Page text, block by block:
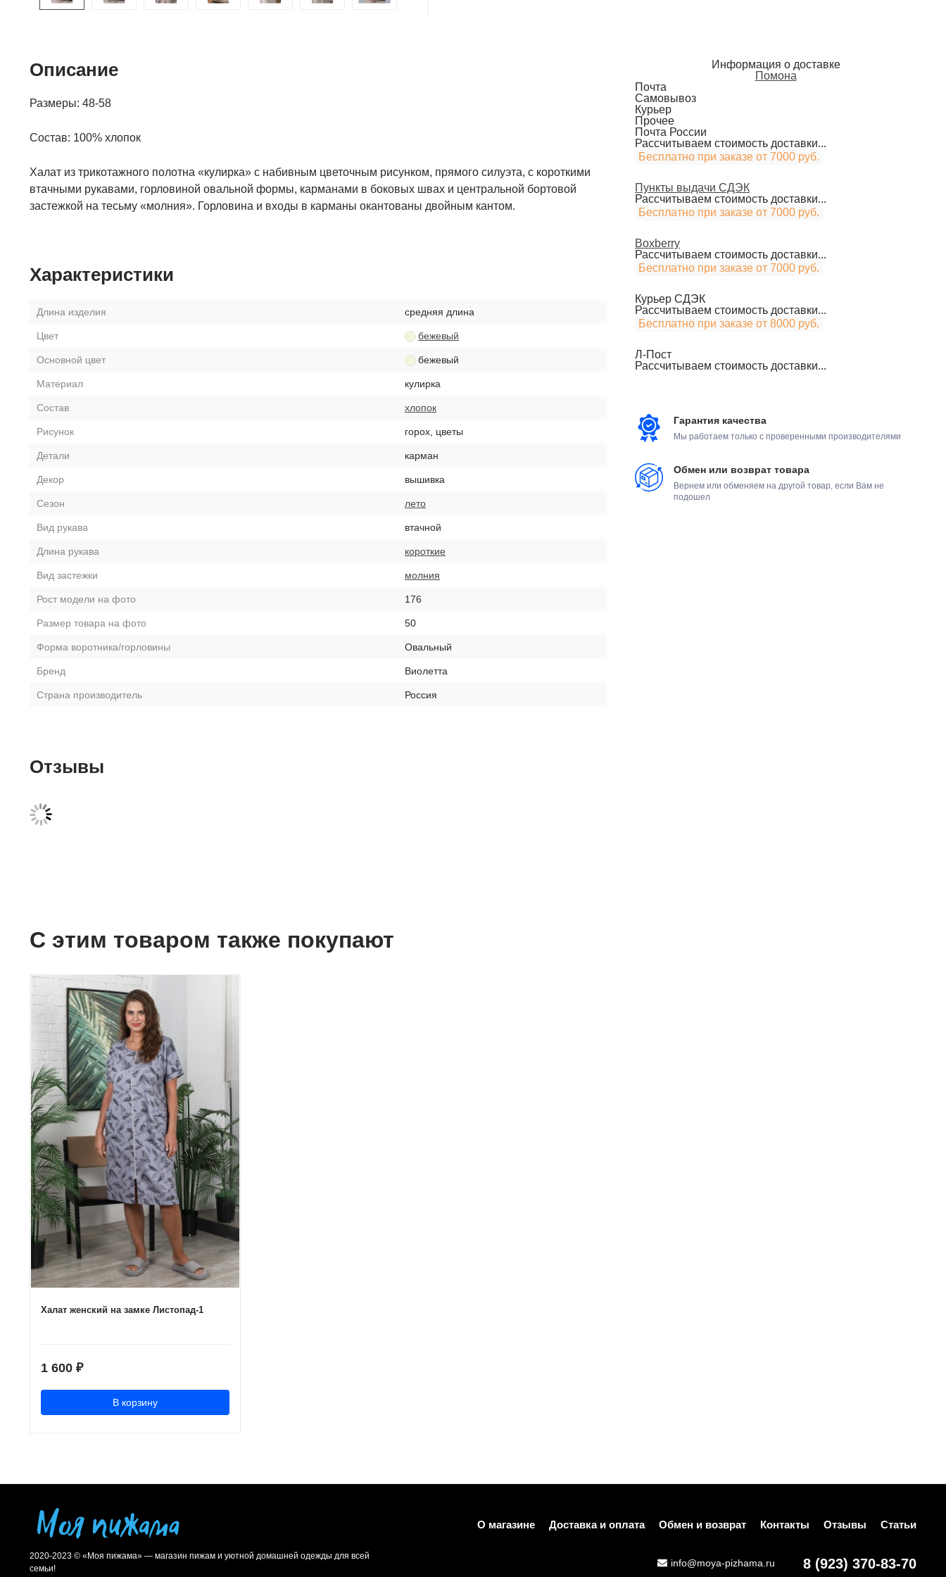
Информация о доставке
Помона
Почта
Самовывоз
Курьер
Прочее
Почта России
Рассчитываем стоимость доставки...
Бесплатно при заказе от 7000 руб.
Пункты выдачи СДЭК
Рассчитываем стоимость доставки...
Бесплатно при заказе от 7000 руб.
Boxberry
Рассчитываем стоимость доставки...
Бесплатно при заказе от 7000 руб.
Курьер СДЭК
Рассчитываем стоимость доставки...
Бесплатно при заказе от 8000 руб.
Л-Пост
Рассчитываем стоимость доставки...
Гарантия качества
Мы работаем только с проверенными производителями
Обмен или возврат товара
Вернем или обменяем на другой товар, если Вам не
подошел
Описание
Размеры: 48-58
Состав: 100% хлопок
Халат из трикотажного полотна «кулирка» с набивным цветочным рисунком, прямого силуэта, с короткими
втачными рукавами, горловиной овальной формы, карманами в боковых швах и центральной бортовой
застежкой на тесьму «молния». Горловина и входы в карманы окантованы двойным кантом.
Характеристики
Длина изделия средняя длина
Цвет бежевый
Основной цвет бежевый
Материал кулирка
Состав хлопок
Рисунок горох, цветы
Детали карман
Декор вышивка
Сезон лето
Вид рукава втачной
Длина рукава короткие
Вид застежки молния
Рост модели на фото 176
Размер товара на фото 50
Форма воротника/горловины Овальный
Бренд Виолетта
Страна производитель Россия
Отзывы
С этим товаром также покупают
Халат женский на замке Листопад-1
1 600 ₽
В корзину
2020-2023 © «Моя пижама» — магазин пижам и уютной домашней одежды для всей
семьи!
О магазине Доставка и оплата Обмен и возврат Контакты Отзывы Статьи
info@moya-pizhama.ru 8 (923) 370-83-70